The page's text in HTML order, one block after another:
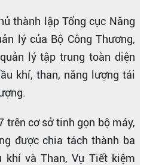
thành lập Tổng cục Năng
lý của Bộ Công Thương,
lý tập trung toàn diện
khí, than, năng lượng tái
trên cơ sở tinh gọn bộ máy,
được chia tách thành ba
khí và Than, Vụ Tiết kiệm